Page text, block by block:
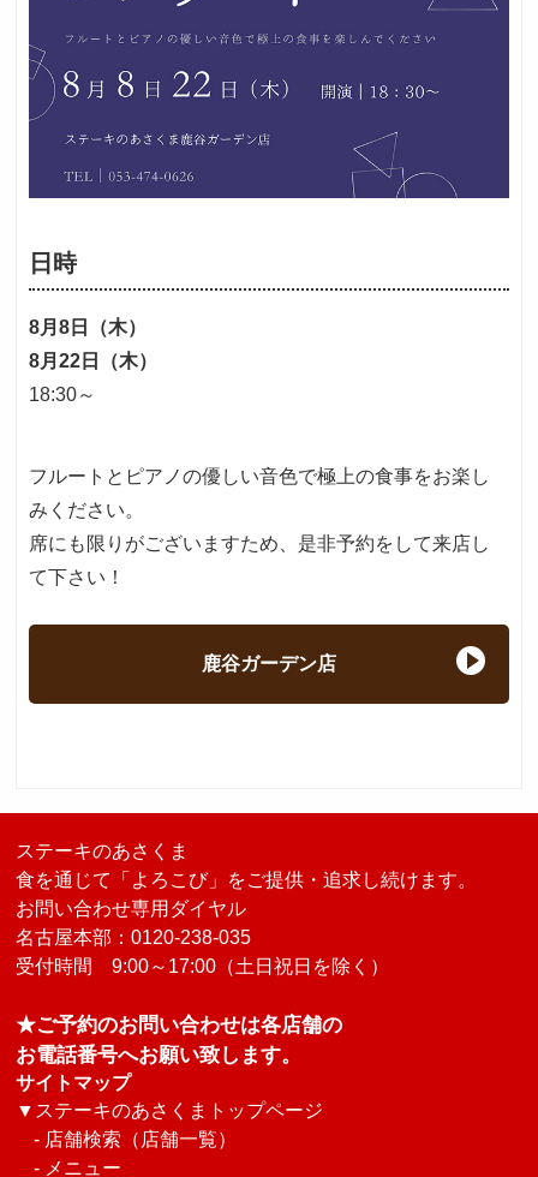
日時
8月8日（木）
8月22日（木）
18:30～
フルートとピアノの優しい音色で極上の食事をお楽し
みください。
席にも限りがございますため、是非予約をして来店し
て下さい！
鹿谷ガーデン店
ステーキのあさくま
食を通じて「よろこび」をご提供・追求し続けます。
お問い合わせ専用ダイヤル
名古屋本部：0120-238-035
受付時間 9:00～17:00（土日祝日を除く）
★ご予約のお問い合わせは各店舗の
お電話番号へお願い致します。
サイトマップ
▼ ステーキのあさくまトップページ
- 店舗検索（店舗一覧）
- メニュー